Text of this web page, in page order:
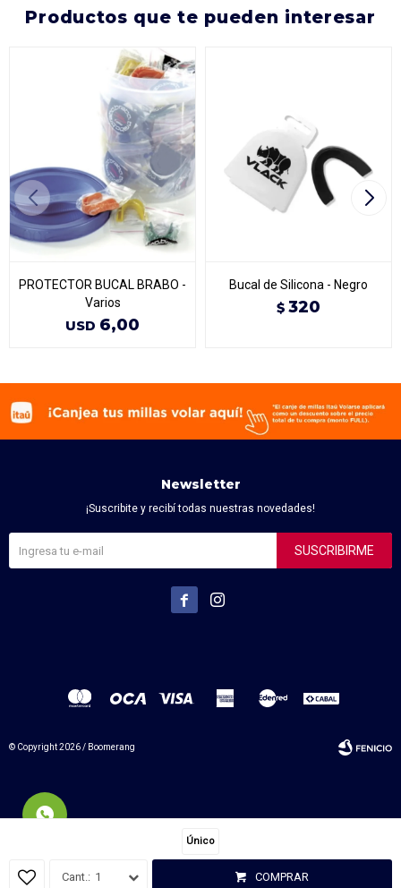
Único
1 COMPRAR
productos que te pueden interesar
PROTECTOR BUCAL BRABO -
Varios
USD 6,00
Bucal de Silicona - Negro
$ 320
Newsletter
¡Suscribite y recibí todas nuestras novedades!
SUSCRIBIRME
 
© Copyright 2026 / Boomerang